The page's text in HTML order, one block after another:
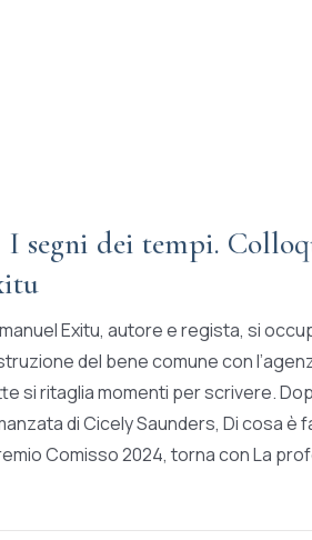
I segni dei tempi.
Exitu, autore e regista, si
del bene comune con
si ritaglia momenti per scrivere.
di Cicely Saunders, Di cosa è
Comisso 2024, torna con La